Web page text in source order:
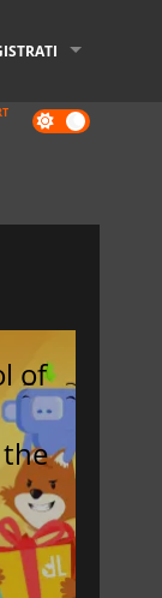
Dark
mode
of